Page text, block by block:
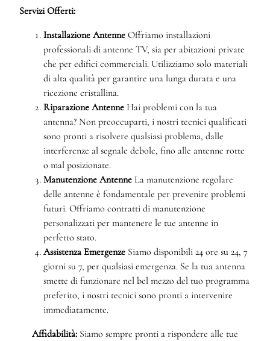
Servizi Offerti:
Installazione Antenne Offriamo installazioni
professionali di antenne TV, sia per abitazioni private
che per edifici commerciali. Utilizziamo solo materiali
di alta qualità per garantire una lunga durata e una
ricezione cristallina.
Riparazione Antenne Hai problemi con la tua
antenna? Non preoccuparti, i nostri tecnici qualificati
sono pronti a risolvere qualsiasi problema, dalle
interferenze al segnale debole, fino alle antenne rotte
o mal posizionate.
Manutenzione Antenne La manutenzione regolare
delle antenne è fondamentale per prevenire problemi
futuri. Offriamo contratti di manutenzione
personalizzati per mantenere le tue antenne in
perfetto stato.
Assistenza Emergenze Siamo disponibili 24 ore su 24, 7
giorni su 7, per qualsiasi emergenza. Se la tua antenna
smette di funzionare nel bel mezzo del tuo programma
preferito, i nostri tecnici sono pronti a intervenire
immediatamente.
Affidabilità: Siamo sempre pronti a rispondere alle tue